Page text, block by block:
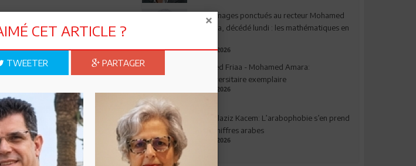
Hommages ponctués au recteur Mohamed
Amara, décédé lundi : les mathématiques en
03.08.2026
Ahmed Friaa - Mohamed Amara:
l’Universitaire exemplaire
04.08.2026
Abdelaziz Kacem: L’arabophobie s’en prend
aux chiffres arabes
09.07.2026
CET ARTICLE ?
TWEETER PARTAGER